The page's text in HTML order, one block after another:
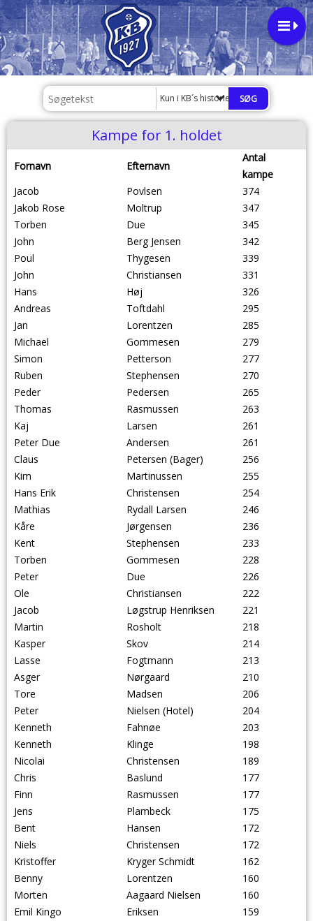
Kun i KB´s historie, vedtægter m.v.
Kampe for 1. holdet
Fornavn Efternavn
Antal
kampe
Jacob
Povlsen
374
Jakob Rose
Moltrup
347
Torben
Due
345
John
Berg Jensen
342
Poul
Thygesen
339
John
Christiansen
331
Hans
Høj
326
Andreas
Toftdahl
295
Jan
Lorentzen
285
Michael
Gommesen
279
Simon
Petterson
277
Ruben
Stephensen
270
Peder
Pedersen
265
Thomas
Rasmussen
263
Kaj
Larsen
261
Peter Due
Andersen
261
Claus
Petersen (Bager)
256
Kim
Martinussen
255
Hans Erik
Christensen
254
Mathias
Rydall Larsen
246
Kåre
Jørgensen
236
Kent
Stephensen
233
Torben
Gommesen
228
Peter
Due
226
Ole
Christiansen
222
Jacob
Løgstrup Henriksen
221
Martin
Rosholt
218
Kasper
Skov
214
Lasse
Fogtmann
213
Asger
Nørgaard
210
Tore
Madsen
206
Peter
Nielsen (Hotel)
204
Kenneth
Fahnøe
203
Kenneth
Klinge
198
Nicolai
Christensen
189
Chris
Baslund
177
Finn
Rasmussen
177
Jens
Plambeck
175
Bent
Hansen
172
Niels
Christensen
172
Kristoffer
Kryger Schmidt
162
Benny
Lorentzen
160
Morten
Aagaard Nielsen
160
Emil Kingo
Eriksen
159